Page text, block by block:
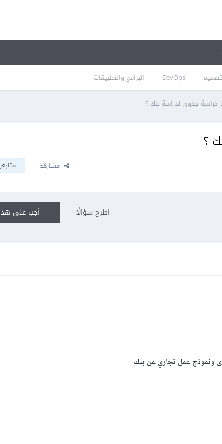
DevOps البرامج والتطبيقات
دراسة جدوى لدراسة بنك ؟
؟
مشاركة
أجب على اطرح سؤالًا
ونموذج عمل تجاري عن بنك